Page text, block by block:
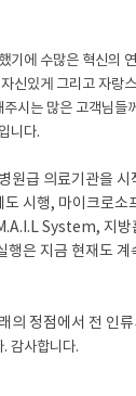
기에 수많은 혁신의
신있게 그리고 자랑
주시는 많은 고객님들
니다.
원급 의료기관을
시행, 마이크로소
System, 지방
행은 지금 현재도 계
의 정점에서 전 인류
. 감사합니다.